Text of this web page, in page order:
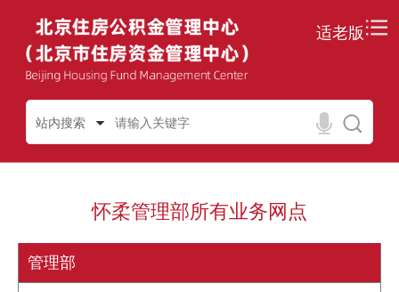
适老版
站内搜索
怀柔管理部所有业务网点
管理部